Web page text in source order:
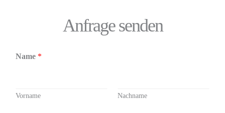
Anfrage senden
Name *
Vorname Nachname